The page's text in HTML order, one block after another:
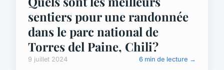
sentiers pour une randonnée
dans le parc national de
Torres del Paine, Chili?
9 juillet 2024 6 min de lecture →